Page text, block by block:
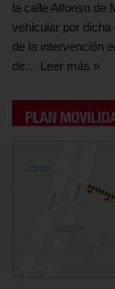
la calle Alfonso de
vehicular por
de la intervención
de… Leer más »